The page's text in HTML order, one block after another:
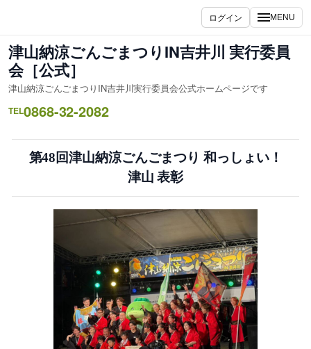
を
ス
キ
ッ
プ
ログイン MENU
津山納涼ごんごまつりIN吉井川 実行委員
会［公式］
津山納涼ごんごまつりIN吉井川実行委員会公式ホームページです
TEL0868-32-2082
第48回津山納涼ごんごまつり 和っしょい！
津山 表彰